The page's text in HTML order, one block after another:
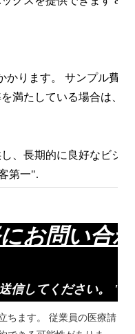
かります。 サンプル費
満たしている場合は、
、長期的に良好なビジ
第一".
お問い合
信してください。 "
ちます。 従業員の医療請